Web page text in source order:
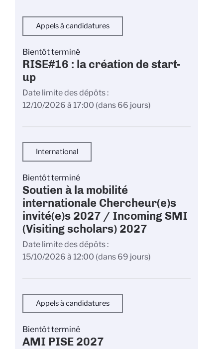
Appels à candidatures
Bientôt terminé
RISE#16 : la création de start-
up
Date limite des dépôts
12/10/2026 à 17:00 (dans 66 jours)
International
Bientôt terminé
Soutien à la mobilité
internationale Chercheur(e)s
invité(e)s 2027 / Incoming SMI
(Visiting scholars) 2027
Date limite des dépôts
15/10/2026 à 12:00 (dans 69 jours)
Appels à candidatures
Bientôt terminé
AMI PISE 2027